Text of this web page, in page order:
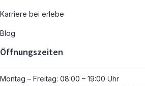
Karriere bei erlebe
Blog
Öffnungszeiten
Montag – Freitag: 08:00 – 19:00 Uhr